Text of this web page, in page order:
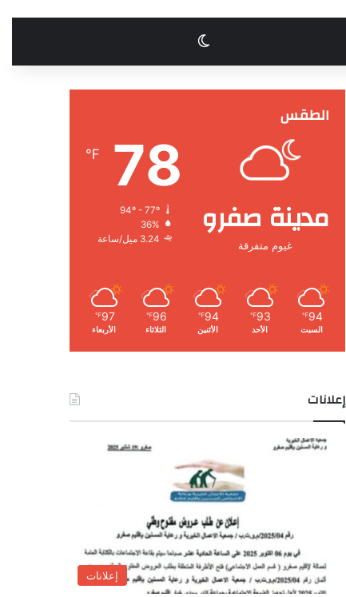
الوضع المظلم
الطقس
مدينة صفرو
غيوم متفرقة
78
℉
94º - 77º
36%
3.24 ميل/ساعة
94
℉
السبت
93
℉
الأحد
94
℉
الأثنين
96
℉
الثلاثاء
97
℉
الأربعاء
إعلانات
إعلانات